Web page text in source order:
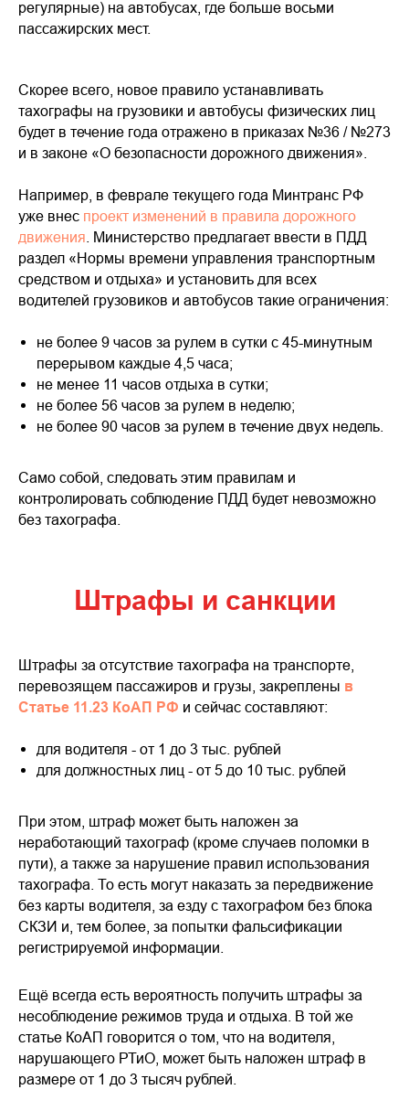
регулярные) на автобусах, где больше восьми
пассажирских мест.
Скорее всего, новое правило устанавливать
тахографы на грузовики и автобусы физических лиц
будет в течение года отражено в приказах №36 / №273
и в законе «О безопасности дорожного движения».
Например, в феврале текущего года Минтранс РФ
уже внес проект изменений в правила дорожного
движения . Министерство предлагает ввести в ПДД
раздел «Нормы времени управления транспортным
средством и отдыха» и установить для всех
водителей грузовиков и автобусов такие ограничения:
не более 9 часов за рулем в сутки с 45-минутным
перерывом каждые 4,5 часа;
не менее 11 часов отдыха в сутки;
не более 56 часов за рулем в неделю;
не более 90 часов за рулем в течение двух недель.
Само собой, следовать этим правилам и
контролировать соблюдение ПДД будет невозможно
без тахографа.
Штрафы и санкции
Штрафы за отсутствие тахографа на транспорте,
перевозящем пассажиров и грузы, закреплены в
Статье 11.23 КоАП РФ и сейчас составляют:
для водителя - от 1 до 3 тыс. рублей
для должностных лиц - от 5 до 10 тыс. рублей
При этом, штраф может быть наложен за
неработающий тахограф (кроме случаев поломки в
пути), а также за нарушение правил использования
тахографа. То есть могут наказать за передвижение
без карты водителя, за езду с тахографом без блока
СКЗИ и, тем более, за попытки фальсификации
регистрируемой информации.
Ещё всегда есть вероятность получить штрафы за
несоблюдение режимов труда и отдыха. В той же
статье КоАП говорится о том, что на водителя,
нарушающего РТиО, может быть наложен штраф в
размере от 1 до 3 тысяч рублей.